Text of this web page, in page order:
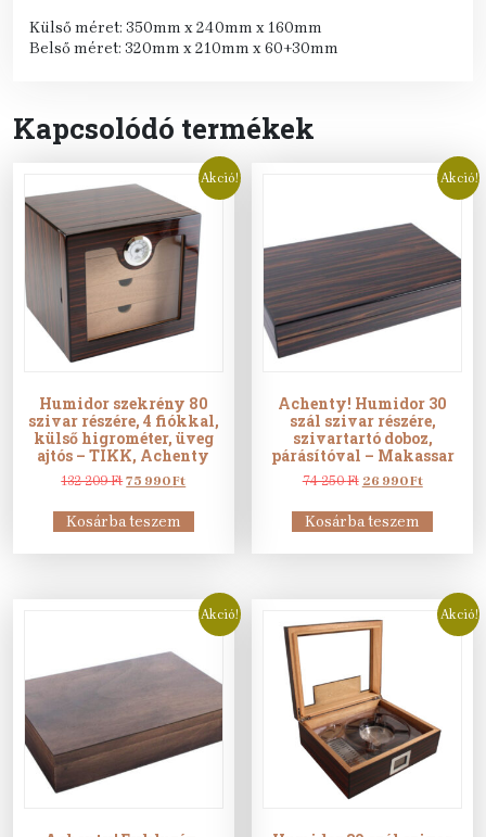
Külső méret: 350mm x 240mm x 160mm
Belső méret: 320mm x 210mm x 60+30mm
Kapcsolódó termékek
Akció!
Humidor szekrény 80
szivar részére, 4 fiókkal,
külső higrométer, üveg
ajtós – TIKK, Achenty
132 209FtOriginal
was:
132
75 990FtCurrent
is:
75
Kosárba teszem
Akció!
Achenty! Humidor 30
szál szivar részére,
szivartartó doboz,
párásítóval – Makassar
74 250Ft Original
was:
74
26 990FtCurrent
is:
26
Kosárba teszem
Akció! Akció!